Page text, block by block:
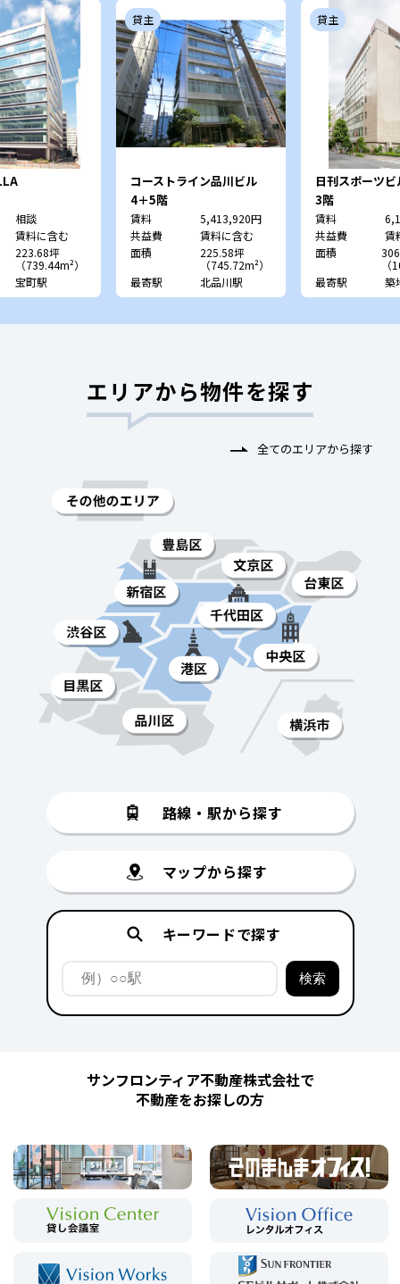
相談
賃料に含む
223.68坪
（739.44m²）
宝町駅
貸主
コーストライン品川ビル
4＋5階
賃料
5,413,920円
共益費
賃料に含む
面積
225.58坪
（745.72m²）
最寄駅
北品川駅
貸主
日刊スポーツビ
3階
賃料
共益費
賃
面積
最寄駅
築
エリアから物件を探す
全てのエリアから探す
路線・駅から探す
マップから探す
キーワードで探す
サンフロンティア不動産株式会社で
不動産をお探しの方